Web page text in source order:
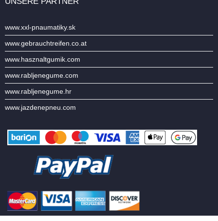
www.xxl-pnaumatiky.sk
www.gebrauchtreifen.co.at
www.hasznaltgumik.com
www.rabljenegume.com
www.rabljenegume.hr
www.jazdenepneu.com